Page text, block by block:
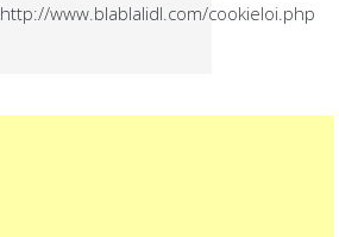
http://www.blablalidl.com/cookieloi.php